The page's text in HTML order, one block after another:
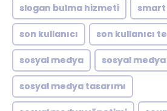
slogan bulma hizmeti
son kullanıcı son kullanıcı
sosyal medya sosyal
sosyal medya tasarımı